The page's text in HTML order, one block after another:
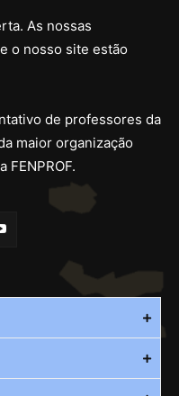
As nossas
o nosso site estão
de professores da
maior organização
FENPROF.